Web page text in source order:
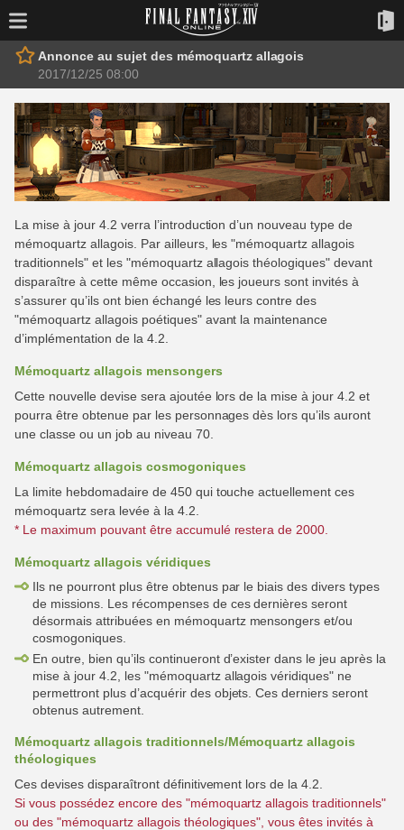
Annonce au sujet des mémoquartz allagois
2017/12/25 08:00
La mise à jour 4.2 verra l’introduction d’un nouveau type de
mémoquartz allagois. Par ailleurs, les "mémoquartz allagois
traditionnels" et les "mémoquartz allagois théologiques" devant
disparaître à cette même occasion, les joueurs sont invités à
s’assurer qu’ils ont bien échangé les leurs contre des
"mémoquartz allagois poétiques" avant la maintenance
d’implémentation de la 4.2.
Mémoquartz allagois mensongers
Cette nouvelle devise sera ajoutée lors de la mise à jour 4.2 et
pourra être obtenue par les personnages dès lors qu’ils auront
une classe ou un job au niveau 70.
Mémoquartz allagois cosmogoniques
La limite hebdomadaire de 450 qui touche actuellement ces
mémoquartz sera levée à la 4.2.
* Le maximum pouvant être accumulé restera de 2000.
Mémoquartz allagois véridiques
Ils ne pourront plus être obtenus par le biais des divers types
de missions. Les récompenses de ces dernières seront
désormais attribuées en mémoquartz mensongers et/ou
cosmogoniques.
En outre, bien qu’ils continueront d’exister dans le jeu après la
mise à jour 4.2, les "mémoquartz allagois véridiques" ne
permettront plus d’acquérir des objets. Ces derniers seront
obtenus autrement.
Mémoquartz allagois traditionnels/Mémoquartz allagois
théologiques
Ces devises disparaîtront définitivement lors de la 4.2.
Si vous possédez encore des "mémoquartz allagois traditionnels"
ou des "mémoquartz allagois théologiques", vous êtes invités à